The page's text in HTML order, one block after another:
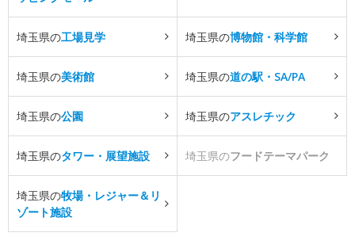
埼玉県の工場見学 埼玉県の博物館・科学館
埼玉県の美術館 埼玉県の道の駅・SA/PA
埼玉県の公園 埼玉県のアスレチック
埼玉県のタワー・展望施設 埼玉県のフードテーマパーク
埼玉県の牧場・レジャー＆リ
ゾート施設